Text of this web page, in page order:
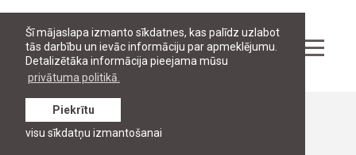
Šī mājaslapa izmanto sīkdatnes, kas palīdz uzlabot
tās darbību un ievāc informāciju par apmeklējumu.
Detalizētāka informācija pieejama mūsu
privātuma politikā.
Piekrītu
visu sīkdatņu izmantošanai
Ziņas
RJA 15 gadu jubilejas svinības un